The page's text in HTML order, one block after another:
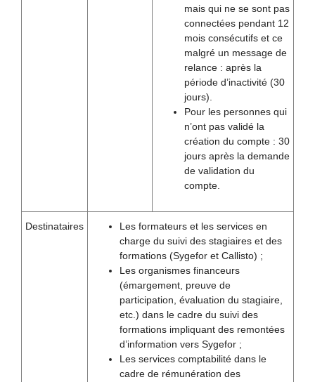
mais qui ne se sont pas
connectées pendant 12
mois consécutifs et ce
malgré un message de
relance : après la
période d’inactivité (30
jours).
Pour les personnes qui
n’ont pas validé la
création du compte : 30
jours après la demande
de validation du
compte.
Destinataires
Les formateurs et les services en
charge du suivi des stagiaires et des
formations (Sygefor et Callisto) ;
Les organismes financeurs
(émargement, preuve de
participation, évaluation du stagiaire,
etc.) dans le cadre du suivi des
formations impliquant des remontées
d’information vers Sygefor ;
Les services comptabilité dans le
cadre de rémunération des